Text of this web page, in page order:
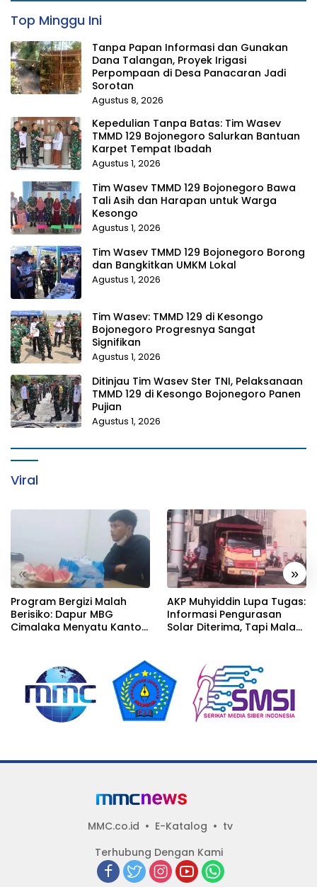
Top Minggu Ini
Tanpa Papan Informasi dan Gunakan
Dana Talangan, Proyek Irigasi
Perpompaan di Desa Panacaran Jadi
Sorotan
Agustus 8, 2026
Kepedulian Tanpa Batas: Tim Wasev
TMMD 129 Bojonegoro Salurkan Bantuan
Karpet Tempat Ibadah
Agustus 1, 2026
Tim Wasev TMMD 129 Bojonegoro Bawa
Tali Asih dan Harapan untuk Warga
Kesongo
Agustus 1, 2026
Tim Wasev TMMD 129 Bojonegoro Borong
dan Bangkitkan UMKM Lokal
Agustus 1, 2026
Tim Wasev: TMMD 129 di Kesongo
Bojonegoro Progresnya Sangat
Signifikan
Agustus 1, 2026
Ditinjau Tim Wasev Ster TNI, Pelaksanaan
TMMD 129 di Kesongo Bojonegoro Panen
Pujian
Agustus 1, 2026
Viral
« »
Program Bergizi Malah
Berisiko: Dapur MBG
Cimalaka Menyatu Kantor
AKP Muhyiddin Lupa Tugas:
Informasi Pengurasan
Solar Diterima, Tapi Malah
MMC.co.id E-Katalog
tv
Terhubung Dengan Kami